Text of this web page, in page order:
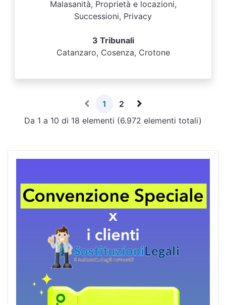
Malasanità, Proprietà e locazioni,
Successioni, Privacy
3 Tribunali
Catanzaro, Cosenza, Crotone
1
2
Da 1 a 10 di 18 elementi (6.972 elementi totali)